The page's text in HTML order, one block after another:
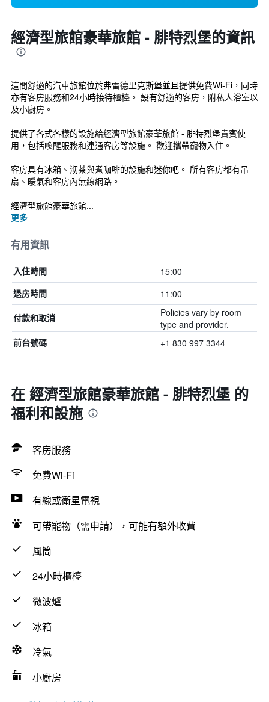
經濟型旅館豪華旅館 - 腓特烈堡的資訊
這間舒適的汽車旅館位於弗雷德里克斯堡並且提供免費Wi-Fi，同時
亦有客房服務和24小時接待櫃檯。 設有舒適的客房，附私人浴室以
及小廚房。
提供了各式各樣的設施給經濟型旅館豪華旅館 - 腓特烈堡貴賓使
用，包括喚醒服務和連通客房等設施。 歡迎攜帶寵物入住。
客房具有冰箱、沏茶與煮咖啡的設施和迷你吧。 所有客房都有吊
扇、暖氣和客房內無線網路。
經濟型旅館豪華旅館...
更多
有用資訊
入住時間 15:00
退房時間 11:00
付款和取消
Policies vary by room
type and provider.
前台號碼 +1 830 997 3344
在 經濟型旅館豪華旅館 - 腓特烈堡 的
福利和設施
客房服務
免費Wi-Fi
有線或衛星電視
可帶寵物（需申請），可能有額外收費
風筒
24小時櫃檯
微波爐
冰箱
冷氣
小廚房